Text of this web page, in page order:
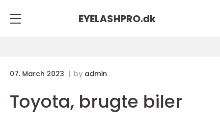
EYELASHPRO.dk
07. March 2023 by admin
Toyota, brugte biler